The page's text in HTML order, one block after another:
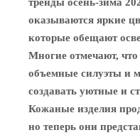
оказываются яркие
которые обещают
Многие отмечают, что
объемные силуэты и
создавать уютные и
Кожаные изделия
но теперь они